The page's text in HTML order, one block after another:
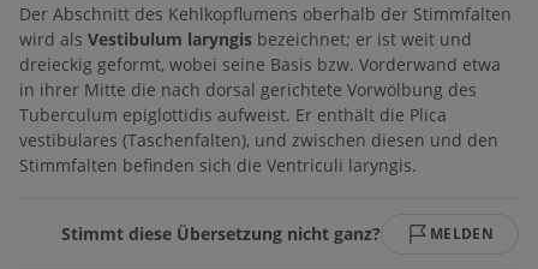
Der Abschnitt des Kehlkopflumens oberhalb der Stimmfalten
wird als Vestibulum laryngis bezeichnet; er ist weit und
dreieckig geformt, wobei seine Basis bzw. Vorderwand etwa
in ihrer Mitte die nach dorsal gerichtete Vorwölbung des
Tuberculum epiglottidis aufweist. Er enthält die Plica
vestibulares (Taschenfalten), und zwischen diesen und den
Stimmfalten befinden sich die Ventriculi laryngis.
Stimmt diese Übersetzung nicht ganz? MELDEN